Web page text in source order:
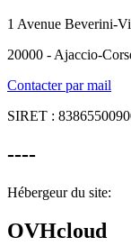
1 Avenue Beverini-
20000 - Ajaccio-
Contacter par mail
SIRET :
----
Hébergeur du site:
OVHcloud